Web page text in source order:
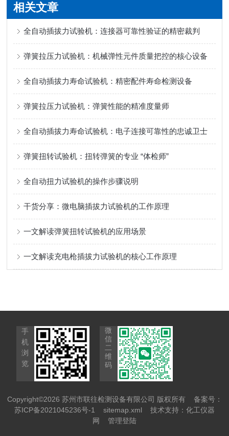
相关文章
全自动插拔力试验机：连接器可靠性验证的精密裁判
弹簧拉压力试验机：机械弹性元件质量把控的核心设备
全自动插拔力寿命试验机：精密配件寿命检测设备
弹簧拉压力试验机：弹簧性能的精准度量师
全自动插拔力寿命试验机：电子连接可靠性的忠诚卫士
弹簧扭转试验机：扭转弹簧的专业 “体检师”
全自动扭力试验机的操作步骤说明
干货分享：微电脑插拔力试验机的工作原理
一文解读弹簧扭转试验机的应用场景
一文解读充电枪插拔力试验机的核心工作原理
手
机
浏
览
微
信
二
维
码
Copyright©2026 苏州市联往检测设备有限公司 版权所有 备案号：
苏ICP备2021045236号-1
sitemap.xml 技术支持： 化工仪器
网
管理登陆